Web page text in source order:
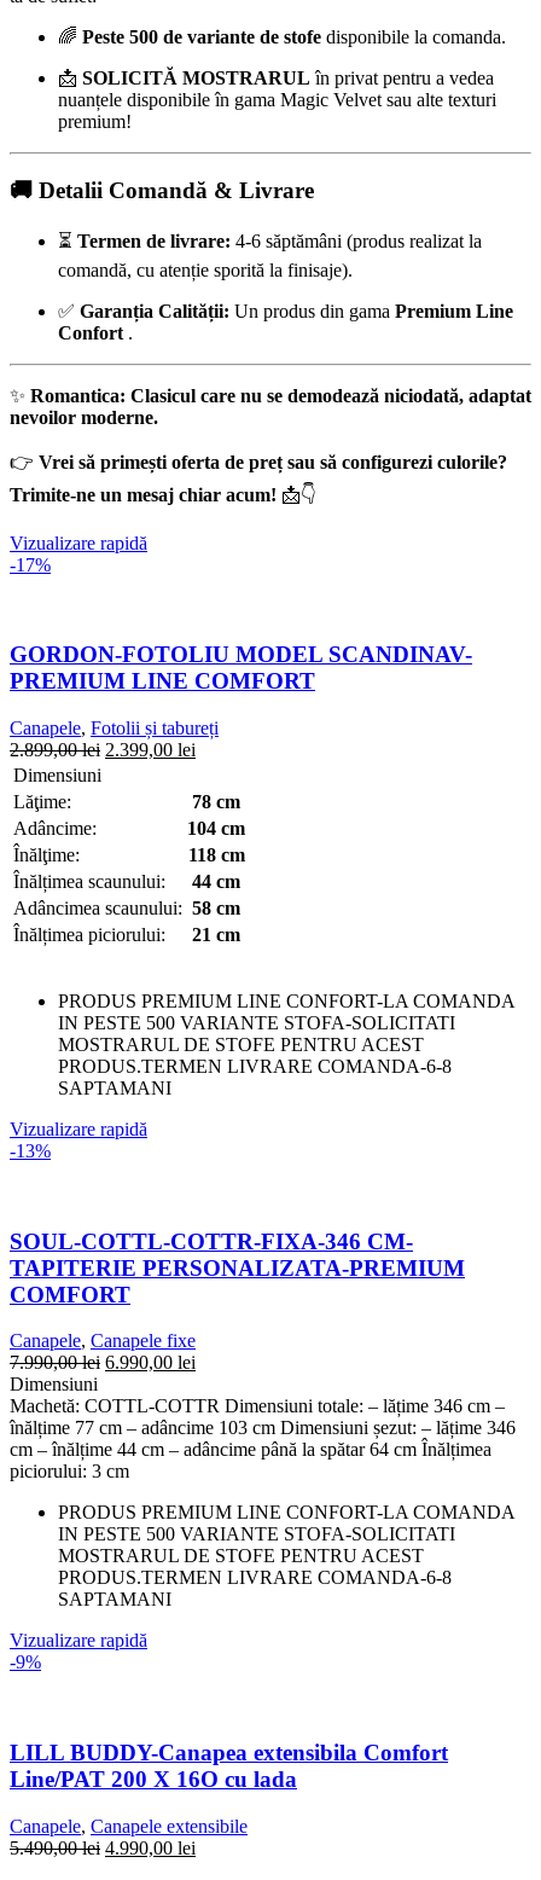
🌈 Peste 500 de variante de stofe disponibile la comanda.
📩 SOLICITĂ MOSTRARUL în privat pentru a vedea
nuanțele disponibile în gama Magic Velvet sau alte texturi
premium!
🚚 Detalii Comandă & Livrare
⏳ Termen de livrare: 4-6 săptămâni (produs realizat la
comandă, cu atenție sporită la finisaje).
✅ Garanția Calității: Un produs din gama Premium Line
Confort .
✨ Romantica: Clasicul care nu se demodează niciodată, adaptat
nevoilor moderne.
👉 Vrei să primești oferta de preț sau să configurezi culorile?
Trimite-ne un mesaj chiar acum! 📩👇
Vizualizare rapidă
-17%
GORDON-FOTOLIU MODEL SCANDINAV-
PREMIUM LINE COMFORT
Canapele, Fotolii și tabureți
2.899,00lei 2.399,00 lei
Dimensiuni
Lăţime:
78 cm
Adâncime:
104 cm
Înălţime:
118 cm
Înălțimea scaunului:
44 cm
Adâncimea scaunului: 58 cm
Înălțimea piciorului:
21 cm
PRODUS PREMIUM LINE CONFORT-LA COMANDA
IN PESTE 500 VARIANTE STOFA-SOLICITATI
MOSTRARUL DE STOFE PENTRU ACEST
PRODUS.TERMEN LIVRARE COMANDA-6-8
SAPTAMANI
Vizualizare rapidă
-13%
SOUL-COTTL-COTTR-FIXA-346 CM-
TAPITERIE PERSONALIZATA-PREMIUM
COMFORT
Canapele, Canapele fixe
7.990,00lei 6.990,00 lei
Dimensiuni
Machetă: COTTL-COTTR Dimensiuni totale: – lățime 346 cm –
înălțime 77 cm – adâncime 103 cm Dimensiuni șezut: – lățime 346
cm – înălțime 44 cm – adâncime până la spătar 64 cm Înălțimea
piciorului: 3 cm
PRODUS PREMIUM LINE CONFORT-LA COMANDA
IN PESTE 500 VARIANTE STOFA-SOLICITATI
MOSTRARUL DE STOFE PENTRU ACEST
PRODUS.TERMEN LIVRARE COMANDA-6-8
SAPTAMANI
Vizualizare rapidă
-9%
LILL BUDDY-Canapea extensibila Comfort
Line/PAT 200 X 16O cu lada
Canapele, Canapele extensibile
5.490,00lei 4.990,00 lei